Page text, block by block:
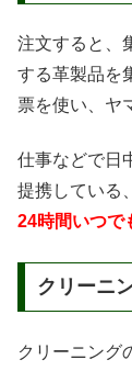
注文すると、
する革製品を
票を使い、ヤ
仕事などで日
提携している
24時間いつで
クリーニ
クリーニング